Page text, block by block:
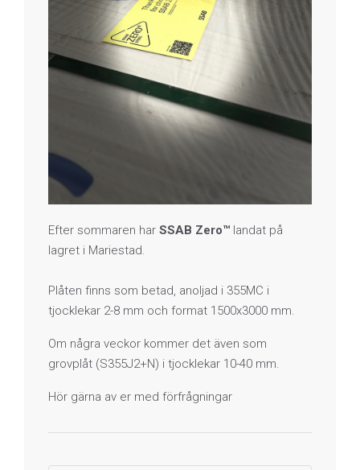
Efter sommaren har SSAB Zero™ landat på
lagret i Mariestad.
Plåten finns som betad, anoljad i 355MC i
tjocklekar 2-8 mm och format 1500x3000 mm.
Om några veckor kommer det även som
grovplåt (S355J2+N) i tjocklekar 10-40 mm.
Hör gärna av er med förfrågningar